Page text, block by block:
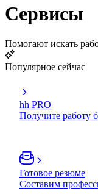
Сервисы
Помогают искать
Популярное сейчас
hh PRO
Получите работу
Готовое резюме
Составим